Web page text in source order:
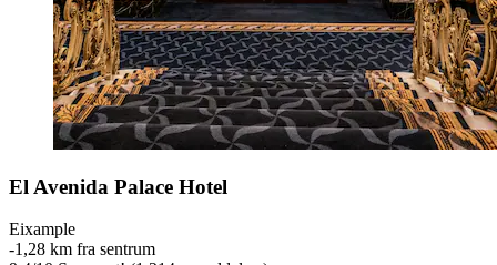
El Avenida Palace Hotel
Eixample
‐1,28 km fra sentrum